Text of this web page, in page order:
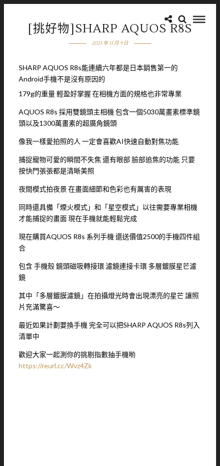
[挑好物]SHARP AQUOS R8S
2023 年 11 月 9 日
SHARP AQUOS R8s能連續六年都是日本銷售第一的
Android手機不是沒有原因的
179g的重量 輕盈好掌握 在相機方面的規格也非常專業
AQUOS R8s 採用雙鏡頭主相機 包含一個5030萬畫素標準鏡
頭以及1300萬畫素的超廣角鏡頭
像我一樣愛拍照的人 一定會喜歡AI快速自動對焦功能
捕捉寵物可愛的瞬間不失焦 還有眼部 臉部追焦的功能 只要
按快門張張都是清晰美照
夜間模式拍夜景 在畫面細節和色彩也有厲害的表現
同時還具備「煙火模式」和「星空模式」以往需要專業相機
才能捕捉的畫面 現在手機就能輕鬆完成
現在購買AQUOS R8s 系列手機 還送價值2500的手機四件組
合
包含 手機殼 鏡頭磁吸轉接環 濾鏡連接卡環 多層鍍膜星芒濾
鏡
其中「多層鍍膜濾鏡」在拍攝燈光時會出現漂亮的星芒 讓照
片充滿驚喜～
最近如果計劃要換手機 完全可以把SHARP AQUOS R8s列入
清單中
歡迎大家一起測你的挑剔指數抽手機喲
https://reurl.cc/Wvz4Zk